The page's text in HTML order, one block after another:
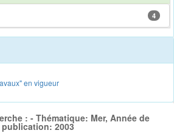
4
en vigueur
: - Thématique: Mer, Année de
publication: 2003